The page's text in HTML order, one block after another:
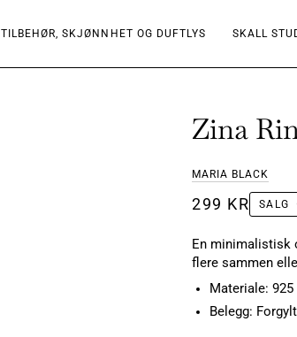
TILBEHØR, SKJØNNHET OG DUFTLYS SKALL
Zina
MARIA BLACK
299 KR SALG
En minimalistisk
flere sammen
Materiale:
Belegg: